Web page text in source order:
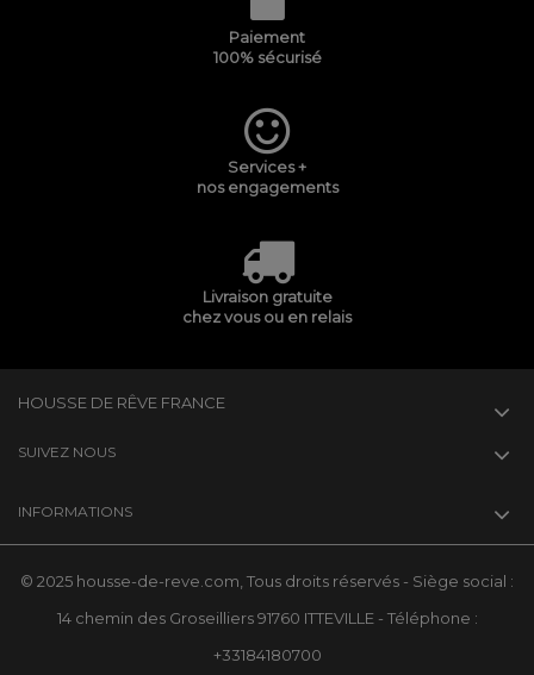
Paiement
100% sécurisé
Services +
nos engagements
Livraison gratuite
chez vous ou en relais
HOUSSE DE RÊVE FRANCE
SUIVEZ NOUS
INFORMATIONS
© 2025 housse-de-reve.com, Tous droits réservés - Siège social :
14 chemin des Groseilliers 91760 ITTEVILLE - Téléphone :
+33184180700